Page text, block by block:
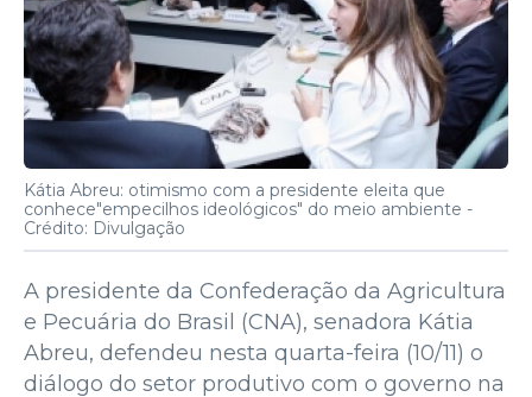
Kátia Abreu: otimismo com a presidente eleita que
conhece"empecilhos ideológicos" do meio ambiente -
Crédito: Divulgação
A presidente da Confederação da Agricultura
e Pecuária do Brasil (CNA), senadora Kátia
Abreu, defendeu nesta quarta-feira (10/11) o
diálogo do setor produtivo com o governo na